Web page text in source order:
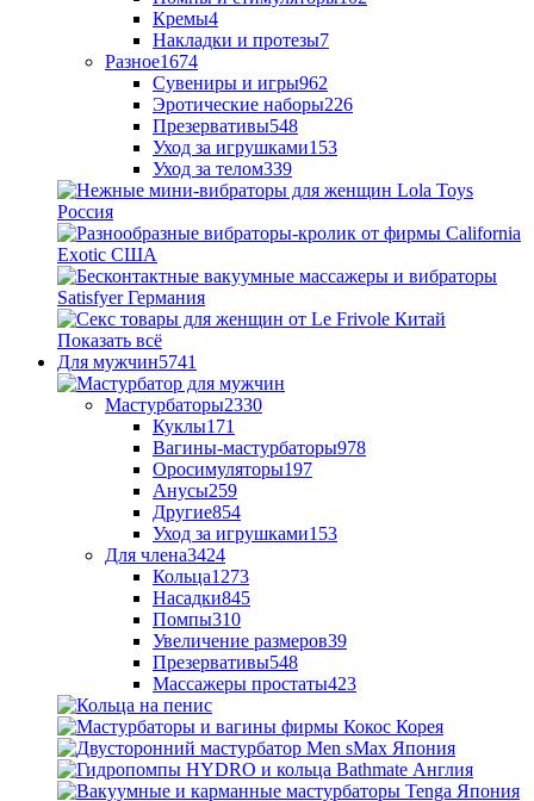
Кремы4
Накладки и протезы7
Разное1674
Сувениры и игры962
Эротические наборы226
Презервативы548
Уход за игрушками153
Уход за телом339
Показать всё
Для мужчин5741
Мастурбаторы2330
Куклы171
Вагины-мастурбаторы978
Оросимуляторы197
Анусы259
Другие854
Уход за игрушками153
Для члена3424
Кольца1273
Насадки845
Помпы310
Увеличение размеров39
Презервативы548
Массажеры простаты423